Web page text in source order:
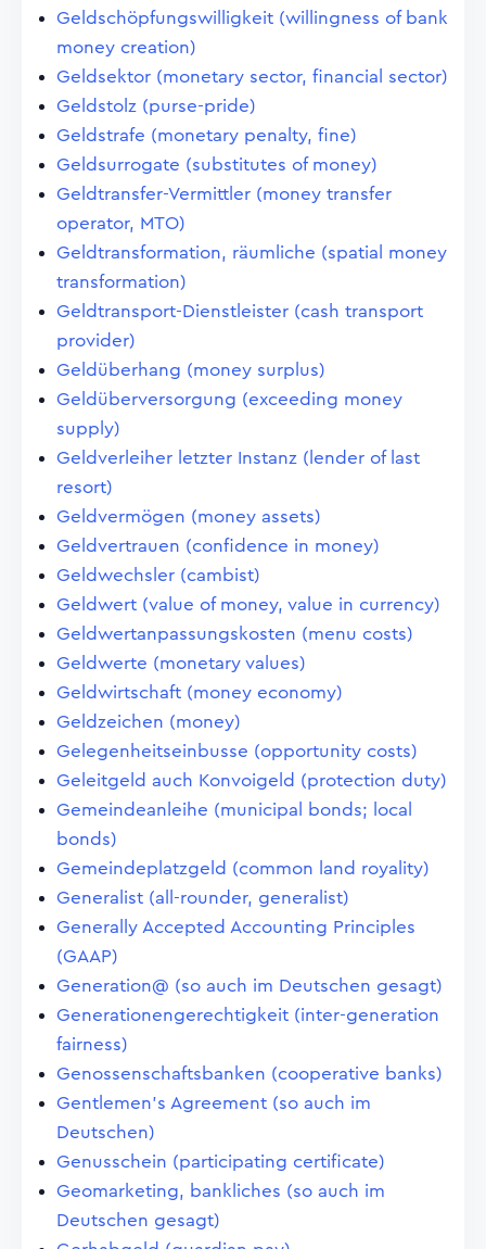
Geldschöpfungswilligkeit (willingness of bank
money creation)
Geldsektor (monetary sector, financial sector)
Geldstolz (purse-pride)
Geldstrafe (monetary penalty, fine)
Geldsurrogate (substitutes of money)
Geldtransfer-Vermittler (money transfer
operator, MTO)
Geldtransformation, räumliche (spatial money
transformation)
Geldtransport-Dienstleister (cash transport
provider)
Geldüberhang (money surplus)
Geldüberversorgung (exceeding money
supply)
Geldverleiher letzter Instanz (lender of last
resort)
Geldvermögen (money assets)
Geldvertrauen (confidence in money)
Geldwechsler (cambist)
Geldwert (value of money, value in currency)
Geldwertanpassungskosten (menu costs)
Geldwerte (monetary values)
Geldwirtschaft (money economy)
Geldzeichen (money)
Gelegenheitseinbusse (opportunity costs)
Geleitgeld auch Konvoigeld (protection duty)
Gemeindeanleihe (municipal bonds; local
bonds)
Gemeindeplatzgeld (common land royality)
Generalist (all-rounder, generalist)
Generally Accepted Accounting Principles
(GAAP)
Generation@ (so auch im Deutschen gesagt)
Generationengerechtigkeit (inter-generation
fairness)
Genossenschaftsbanken (cooperative banks)
Gentlemen's Agreement (so auch im
Deutschen)
Genusschein (participating certificate)
Geomarketing, bankliches (so auch im
Deutschen gesagt)